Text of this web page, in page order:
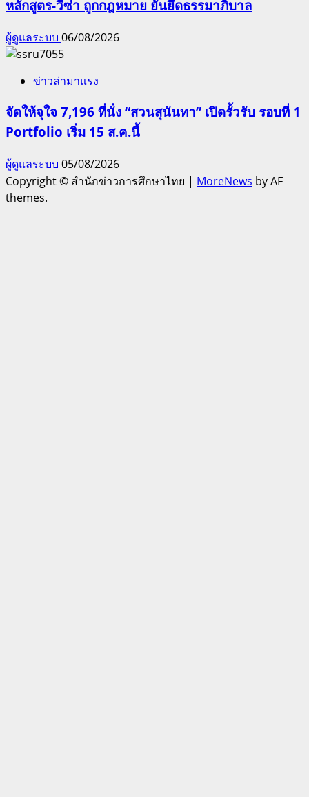
หลักสูตร-วีซ่า ถูกกฎหมาย ยันยึดธรรมาภิบาล
ผู้ดูแลระบบ 06/08/2026
ข่าวล่ามาแรง
จัดให้จุใจ 7,196 ที่นั่ง “สวนสุนันทา” เปิดรั้วรับ รอบที่ 1
Portfolio เริ่ม 15 ส.ค.นี้
ผู้ดูแลระบบ 05/08/2026
Copyright © สำนักข่าวการศึกษาไทย | MoreNews by AF
themes.